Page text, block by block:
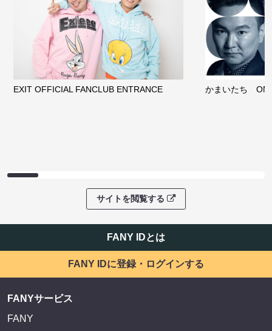
EXIT OFFICIAL FANCLUB ENTRANCE かまいたち
サイトを閲覧する
FANY IDとは
FANY IDに登録・ログインする
FANYサービス
FANY